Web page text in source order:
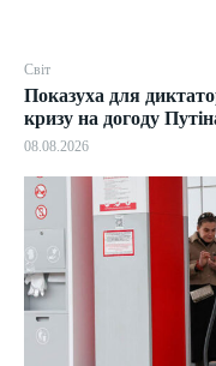
Світ
Показуха для
кризу на догоду
08.08.2026